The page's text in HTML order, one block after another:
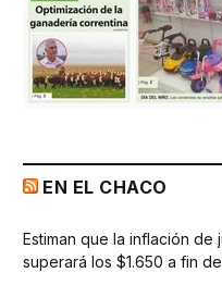
EN EL CHACO
Estiman que la inflación
superará los $1.650 a fin